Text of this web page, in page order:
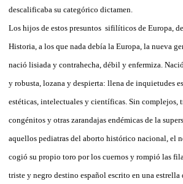
descalificaba su categórico dictamen.
Los hijos de estos presuntos sifilíticos de Europa,
Historia, a los que nada debía la Europa, la nueva
nació lisiada y contrahecha, débil y enfermiza.
y robusta, lozana y despierta: llena de inquietudes
estéticas, intelectuales y científicas. Sin complejos,
congénitos y otras zarandajas endémicas de la
aquellos pediatras del aborto histórico nacional, el
cogió su propio toro por los cuernos y rompió las
triste y negro destino español escrito en una estrella